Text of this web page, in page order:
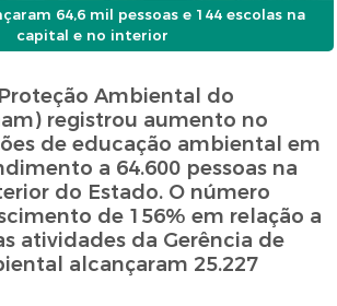
64,6 mil pessoas e 144 escolas na
capital e no interior
Ambiental do
registrou aumento no
de educação ambiental em
a 64.600 pessoas na
do Estado. O número
de 156% em relação a
atividades da Gerência de
alcançaram 25.227